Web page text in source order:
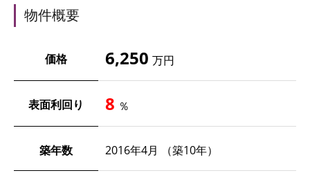
物件概要
価格 6,250 万円
表面利回り 8 ％
築年数 2016年4月 （築10年）